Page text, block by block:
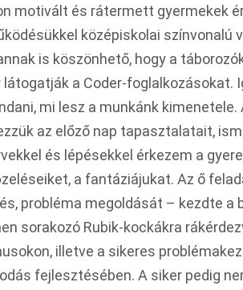
motivált és rátermett gyermekek
középiskolai színvonalú
is köszönhető, hogy a
látogatják a Coder-foglalkozásokat.
mi lesz a munkánk
az előző nap tapasztalatait,
és lépésekkel érkezem a
a fantáziájukat. Az ő
probléma megoldását – kezdte a
sorakozó Rubik-kockákra
illetve a sikeres
fejlesztésében. A siker pedig